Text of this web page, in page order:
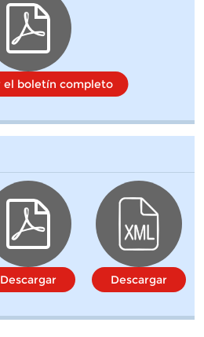
el boletín completo
Descargar Descargar